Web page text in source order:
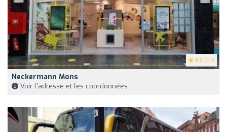
3.7 (87)
Neckermann Mons
Voir l'adresse et les coordonnées